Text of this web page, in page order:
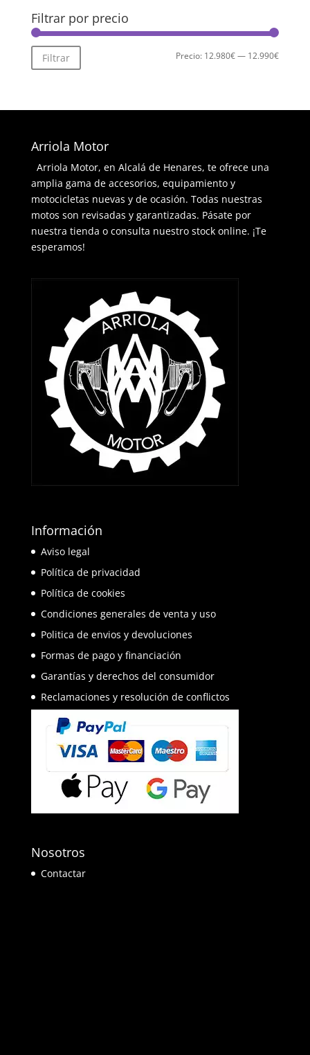
Filtrar por precio
Precio
Precio
Filtrar Precio: 12.980€— 12.990€
Arriola Motor
Arriola Motor, en Alcalá de Henares, te ofrece una
amplia gama de accesorios, equipamiento y
motocicletas nuevas y de ocasión. Todas nuestras
motos son revisadas y garantizadas. Pásate por
nuestra tienda o consulta nuestro stock online. ¡Te
esperamos!
Información
Aviso legal
Política de privacidad
Política de cookies
Condiciones generales de venta y uso
Politica de envios y devoluciones
Formas de pago y financiación
Garantías y derechos del consumidor
Reclamaciones y resolución de conflictos
Nosotros
Contactar